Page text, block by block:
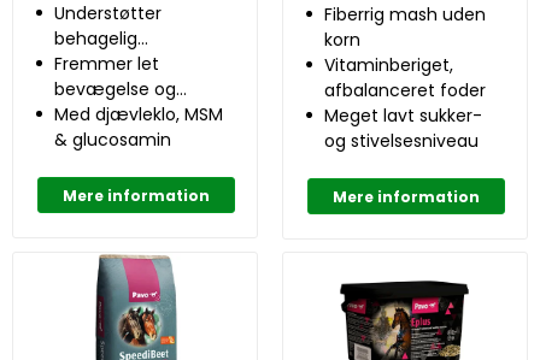
Understøtter
behagelig
bevægelse
Fremmer let
bevægelse og
ledfunktion
Med djævleklo, MSM
& glucosamin
Mere information
Fiberrig mash uden
korn
Vitaminberiget,
afbalanceret foder
Meget lavt sukker-
og stivelsesniveau
Mere information